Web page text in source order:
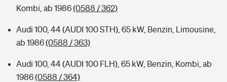
Kombi, ab 1986(0588 / 362)
Audi 100, 44 (AUDI 100 STH), 65 kW, Benzin, Limousine,
ab 1986(0588 / 363)
Audi 100, 44 (AUDI 100 FLH), 65 kW, Benzin, Kombi, ab
1986(0588 / 364)